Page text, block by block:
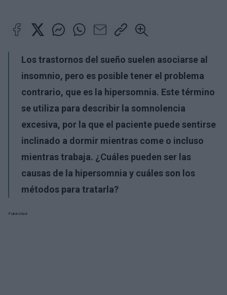
Los trastornos del sueño suelen asociarse al
insomnio, pero es posible tener el problema
contrario, que es la hipersomnia. Este término
se utiliza para describir la somnolencia
excesiva, por la que el paciente puede sentirse
inclinado a dormir mientras come o incluso
mientras trabaja. ¿Cuáles pueden ser las
causas de la hipersomnia y cuáles son los
métodos para tratarla?
Publicidad: